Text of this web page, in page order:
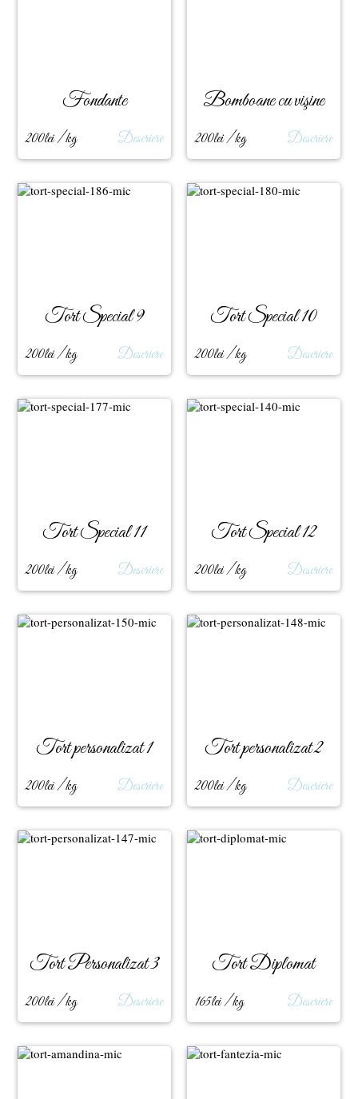
Fondante
200lei / kg Descriere
Bomboane cu vişine
200lei / kg Descriere
Tort Special 9
200lei / kg Descriere
Tort Special 10
200lei / kg Descriere
Tort Special 11
200lei / kg Descriere
Tort Special 12
200lei / kg Descriere
Tort personalizat 1
200lei / kg Descriere
Tort personalizat 2
200lei / kg Descriere
Tort Personalizat 3
200lei / kg Descriere
Tort Diplomat
165lei / kg Descriere